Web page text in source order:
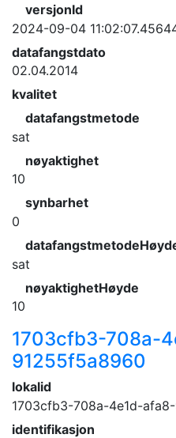
versjonId
2024-09-04
datafangstdato
02.04.2014
kvalitet
datafangstmetode
sat
nøyaktighet
10
synbarhet
0
sat
nøyaktighetHøyde
10
1703cfb3-708a-
91255f5a8960
lokalid
1703cfb3-708a-4e1d-
identifikasjon